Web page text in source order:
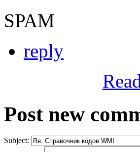
SPAM
reply
Post new
Subject: